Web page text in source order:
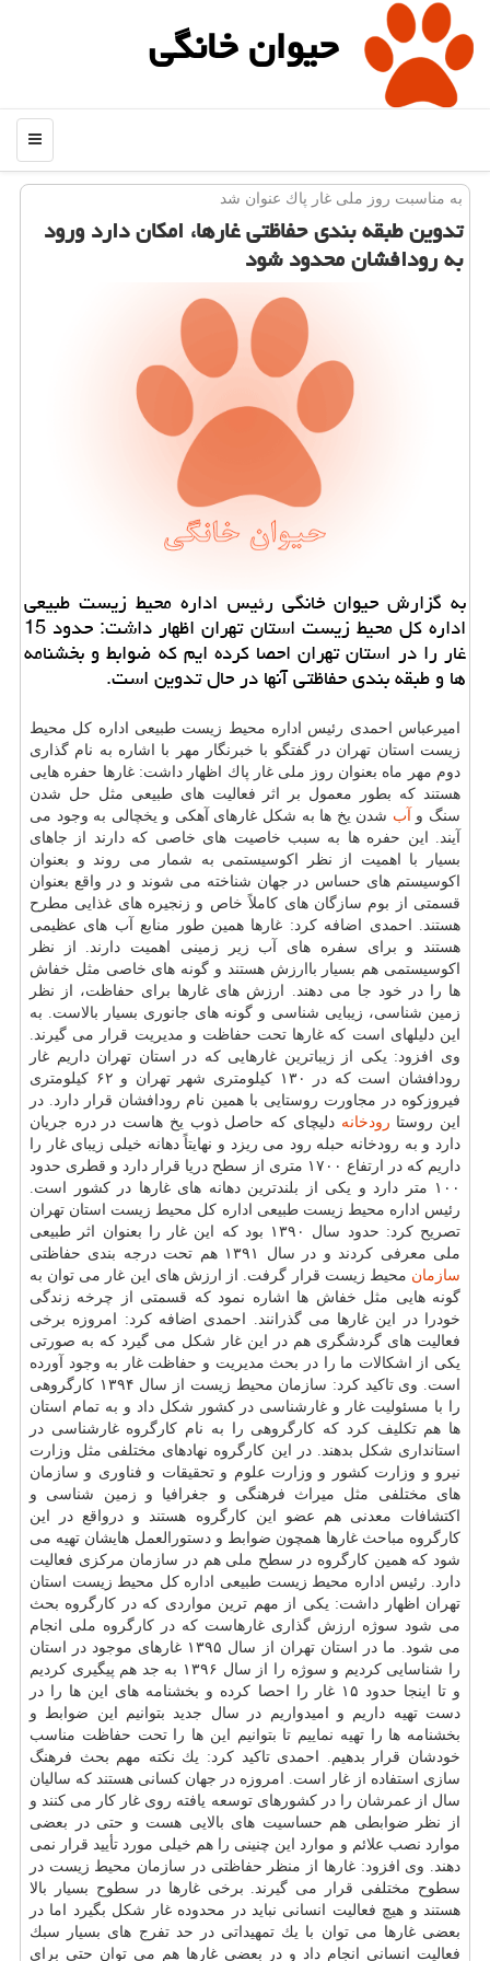
حیوان خانگی
منو
به مناسبت روز ملی غار پاك عنوان شد
تدوین طبقه بندی حفاظتی غارها، امكان دارد ورود
به رودافشان محدود شود
به گزارش حیوان خانگی رئیس اداره محیط زیست طبیعی
اداره كل محیط زیست استان تهران اظهار داشت: حدود 15
غار را در استان تهران احصا كرده ایم كه ضوابط و بخشنامه
ها و طبقه بندی حفاظتی آنها در حال تدوین است.
امیرعباس احمدی رئیس اداره محیط زیست طبیعی اداره كل محیط
زیست استان تهران در گفتگو با خبرنگار مهر با اشاره به نام گذاری
دوم مهر ماه بعنوان روز ملی غار پاك اظهار داشت: غارها حفره هایی
هستند كه بطور معمول بر اثر فعالیت های طبیعی مثل حل شدن
سنگ و آب شدن یخ ها به شكل غارهای آهكی و یخچالی به وجود می
آیند. این حفره ها به سبب خاصیت های خاصی كه دارند از جاهای
بسیار با اهمیت از نظر اكوسیستمی به شمار می روند و بعنوان
اكوسیستم های حساس در جهان شناخته می شوند و در واقع بعنوان
قسمتی از بوم سازگان های كاملاً خاص و زنجیره های غذایی مطرح
هستند. احمدی اضافه كرد: غارها همین طور منابع آب های عظیمی
هستند و برای سفره های آب زیر زمینی اهمیت دارند. از نظر
اكوسیستمی هم بسیار باارزش هستند و گونه های خاصی مثل خفاش
ها را در خود جا می دهند. ارزش های غارها برای حفاظت، از نظر
زمین شناسی، زیبایی شناسی و گونه های جانوری بسیار بالاست. به
این دلیلهای است كه غارها تحت حفاظت و مدیریت قرار می گیرند.
وی افزود: یكی از زیباترین غارهایی كه در استان تهران داریم غار
رودافشان است كه در ۱۳۰ كیلومتری شهر تهران و ۶۲ كیلومتری
فیروزكوه در مجاورت روستایی با همین نام رودافشان قرار دارد. در
این روستا رودخانه دلیچای كه حاصل ذوب یخ هاست در دره جریان
دارد و به رودخانه حبله رود می ریزد و نهایتاً دهانه خیلی زیبای غار را
داریم كه در ارتفاع ۱۷۰۰ متری از سطح دریا قرار دارد و قطری حدود
۱۰۰ متر دارد و یكی از بلندترین دهانه های غارها در كشور است.
رئیس اداره محیط زیست طبیعی اداره كل محیط زیست استان تهران
تصریح كرد: حدود سال ۱۳۹۰ بود كه این غار را بعنوان اثر طبیعی
ملی معرفی كردند و در سال ۱۳۹۱ هم تحت درجه بندی حفاظتی
سازمان محیط زیست قرار گرفت. از ارزش های این غار می توان به
گونه هایی مثل خفاش ها اشاره نمود كه قسمتی از چرخه زندگی
خودرا در این غارها می گذرانند. احمدی اضافه كرد: امروزه برخی
فعالیت های گردشگری هم در این غار شكل می گیرد كه به صورتی
یكی از اشكالات ما را در بحث مدیریت و حفاظت غار به وجود آورده
است. وی تاكید كرد: سازمان محیط زیست از سال ۱۳۹۴ كارگروهی
را با مسئولیت غار و غارشناسی در كشور شكل داد و به تمام استان
ها هم تكلیف كرد كه كارگروهی را به نام كارگروه غارشناسی در
استانداری شكل بدهند. در این كارگروه نهادهای مختلفی مثل وزارت
نیرو و وزارت كشور و وزارت علوم و تحقیقات و فناوری و سازمان
های مختلفی مثل میراث فرهنگی و جغرافیا و زمین شناسی و
اكتشافات معدنی هم عضو این كارگروه هستند و درواقع در این
كارگروه مباحث غارها همچون ضوابط و دستورالعمل هایشان تهیه می
شود كه همین كارگروه در سطح ملی هم در سازمان مركزی فعالیت
دارد. رئیس اداره محیط زیست طبیعی اداره كل محیط زیست استان
تهران اظهار داشت: یكی از مهم ترین مواردی كه در كارگروه بحث
می شود سوژه ارزش گذاری غارهاست كه در كارگروه ملی انجام
می شود. ما در استان تهران از سال ۱۳۹۵ غارهای موجود در استان
را شناسایی كردیم و سوژه را از سال ۱۳۹۶ به جد هم پیگیری كردیم
و تا اینجا حدود ۱۵ غار را احصا كرده و بخشنامه های این ها را در
دست تهیه داریم و امیدواریم در سال جدید بتوانیم این ضوابط و
بخشنامه ها را تهیه نماییم تا بتوانیم این ها را تحت حفاظت مناسب
خودشان قرار بدهیم. احمدی تاكید كرد: یك نكته مهم بحث فرهنگ
سازی استفاده از غار است. امروزه در جهان كسانی هستند كه سالیان
سال از عمرشان را در كشورهای توسعه یافته روی غار كار می كنند و
از نظر ضوابطی هم حساسیت های بالایی هست و حتی در بعضی
موارد نصب علائم و موارد این چنینی را هم خیلی مورد تأیید قرار نمی
دهند. وی افزود: غارها از منظر حفاظتی در سازمان محیط زیست در
سطوح مختلفی قرار می گیرند. برخی غارها در سطوح بسیار بالا
هستند و هیچ فعالیت انسانی نباید در محدوده غار شكل بگیرد اما در
بعضی غارها می توان با یك تمهیداتی در حد تفرج های بسیار سبك
فعالیت انسانی انجام داد و در بعضی غارها هم می توان حتی برای